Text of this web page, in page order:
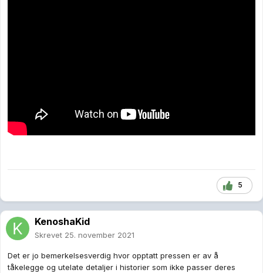
5
KenoshaKid
Skrevet 25. november 2021
Det er jo bemerkelsesverdig hvor opptatt pressen er av å
tåkelegge og utelate detaljer i historier som ikke passer deres